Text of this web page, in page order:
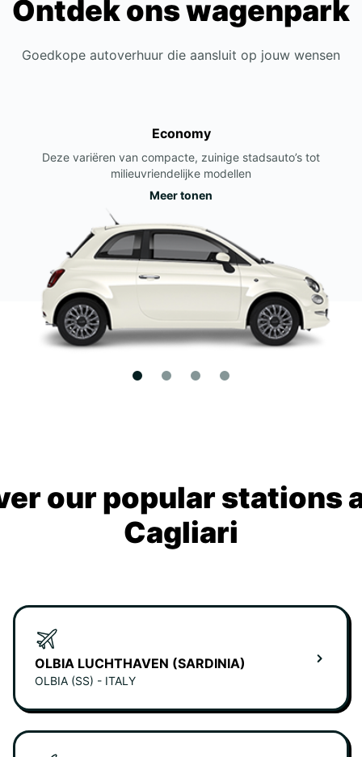
Ontdek ons wagenpark
Goedkope autoverhuur die aansluit op jouw wensen
Economy
Deze variëren van compacte, zuinige stadsauto’s tot
milieuvriendelijke modellen
Meer tonen
our popular stations
Cagliari
OLBIA LUCHTHAVEN (SARDINIA)
OLBIA (SS) - ITALY